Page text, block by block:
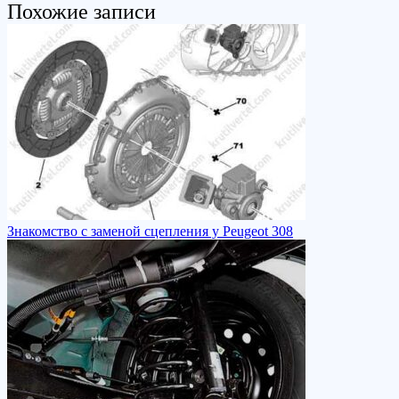
Похожие записи
Знакомство с заменой сцепления у Peugeot 308